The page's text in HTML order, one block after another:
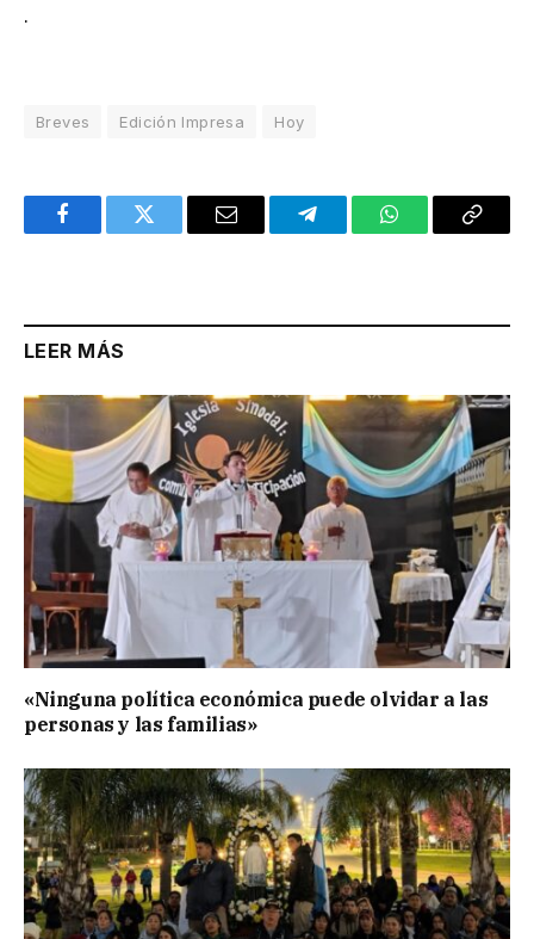
.
Breves Edición Impresa Hoy
FacebookTwitter Email TelegramWhatsAppCopy
LEER MÁS
«Ninguna política económica puede olvidar a las
personas y las familias»